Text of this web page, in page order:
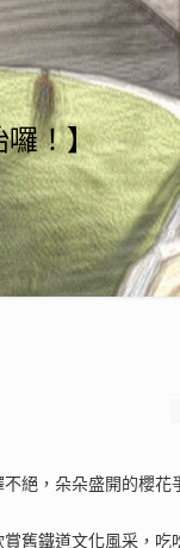
囉！】
絕，朵朵盛開的櫻花
舊鐵道文化風采，